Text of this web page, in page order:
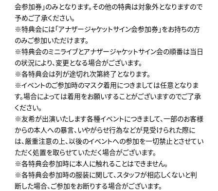
会参加券」のみとなります。その他の特典は対象外となりますので
予めご了承ください。
※特典会には「アナザージャケットサイン会参加券」をお持ちの方
のみご参加いただけます。
※特典会のミニライブとアナザージャケットサイン会の順番は当日
の状況により、変更となる場合がございます。
※各特典会は列が途切れ次第終了となります。
※イベントのご参加時のマスク着用につきましては任意となりま
す。場合によっては着用をお願いすることがございますのでご了承
ください。
※友希が出演いたします各種イベントにつきまして、一部のお客様
からの本人への暴言、いやがらせ行為などが見受けられた際に
は、厳重注意の上、以後のイベントへの参加を一切禁止とさせてい
ただく処置を取らせていただく場合がございます。
※各特典会参加時に本人に触れることはできません。
※各特典会参加時の服装に関して、スタッフが相応しくないと判
断した場合、ご参加をお断りする場合がございます。